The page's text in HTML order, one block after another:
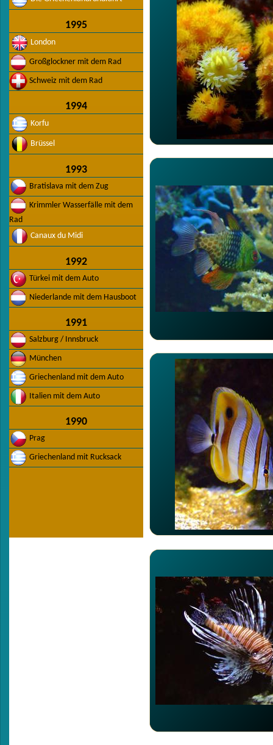
1995
London
Großglockner mit dem Rad
Schweiz mit dem Rad
1994
Korfu
Brüssel
1993
Bratislava mit dem Zug
Krimmler Wasserfälle mit dem
Rad
Canaux du Midi
1992
Türkei mit dem Auto
Niederlande mit dem Hausboot
1991
Salzburg / Innsbruck
München
Griechenland mit dem Auto
Italien mit dem Auto
1990
Prag
Griechenland mit Rucksack